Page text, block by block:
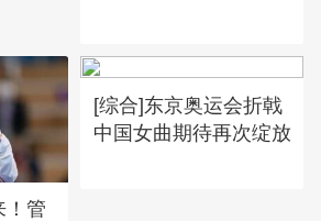
！管
[综合]东京奥运会折戟
中国女曲期待再次绽放